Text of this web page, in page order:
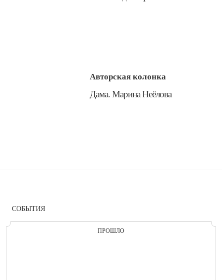
Авторская колонка
​Дама. Марина Неёлова
СОБЫТИЯ
ПРОШЛО